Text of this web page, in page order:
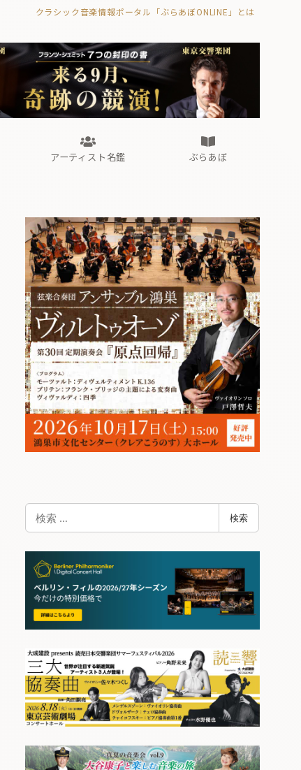
クラシック音楽情報ポータル「ぶらあぼONLINE」とは
ぶらあぼブラス！
フォルテピアノ・オデッセイ
アーティスト名鑑 ぶらあぼ
ぶらあぼブラス！
フォルテピアノ・オデッセイ
検
索
検索